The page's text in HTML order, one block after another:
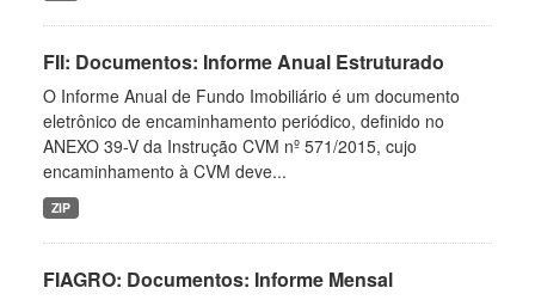
FII: Documentos: Informe Anual Estruturado
O Informe Anual de Fundo Imobiliário é um documento
eletrônico de encaminhamento periódico, definido no
ANEXO 39-V da Instrução CVM nº 571/2015, cujo
encaminhamento à CVM deve...
ZIP
FIAGRO: Documentos: Informe Mensal